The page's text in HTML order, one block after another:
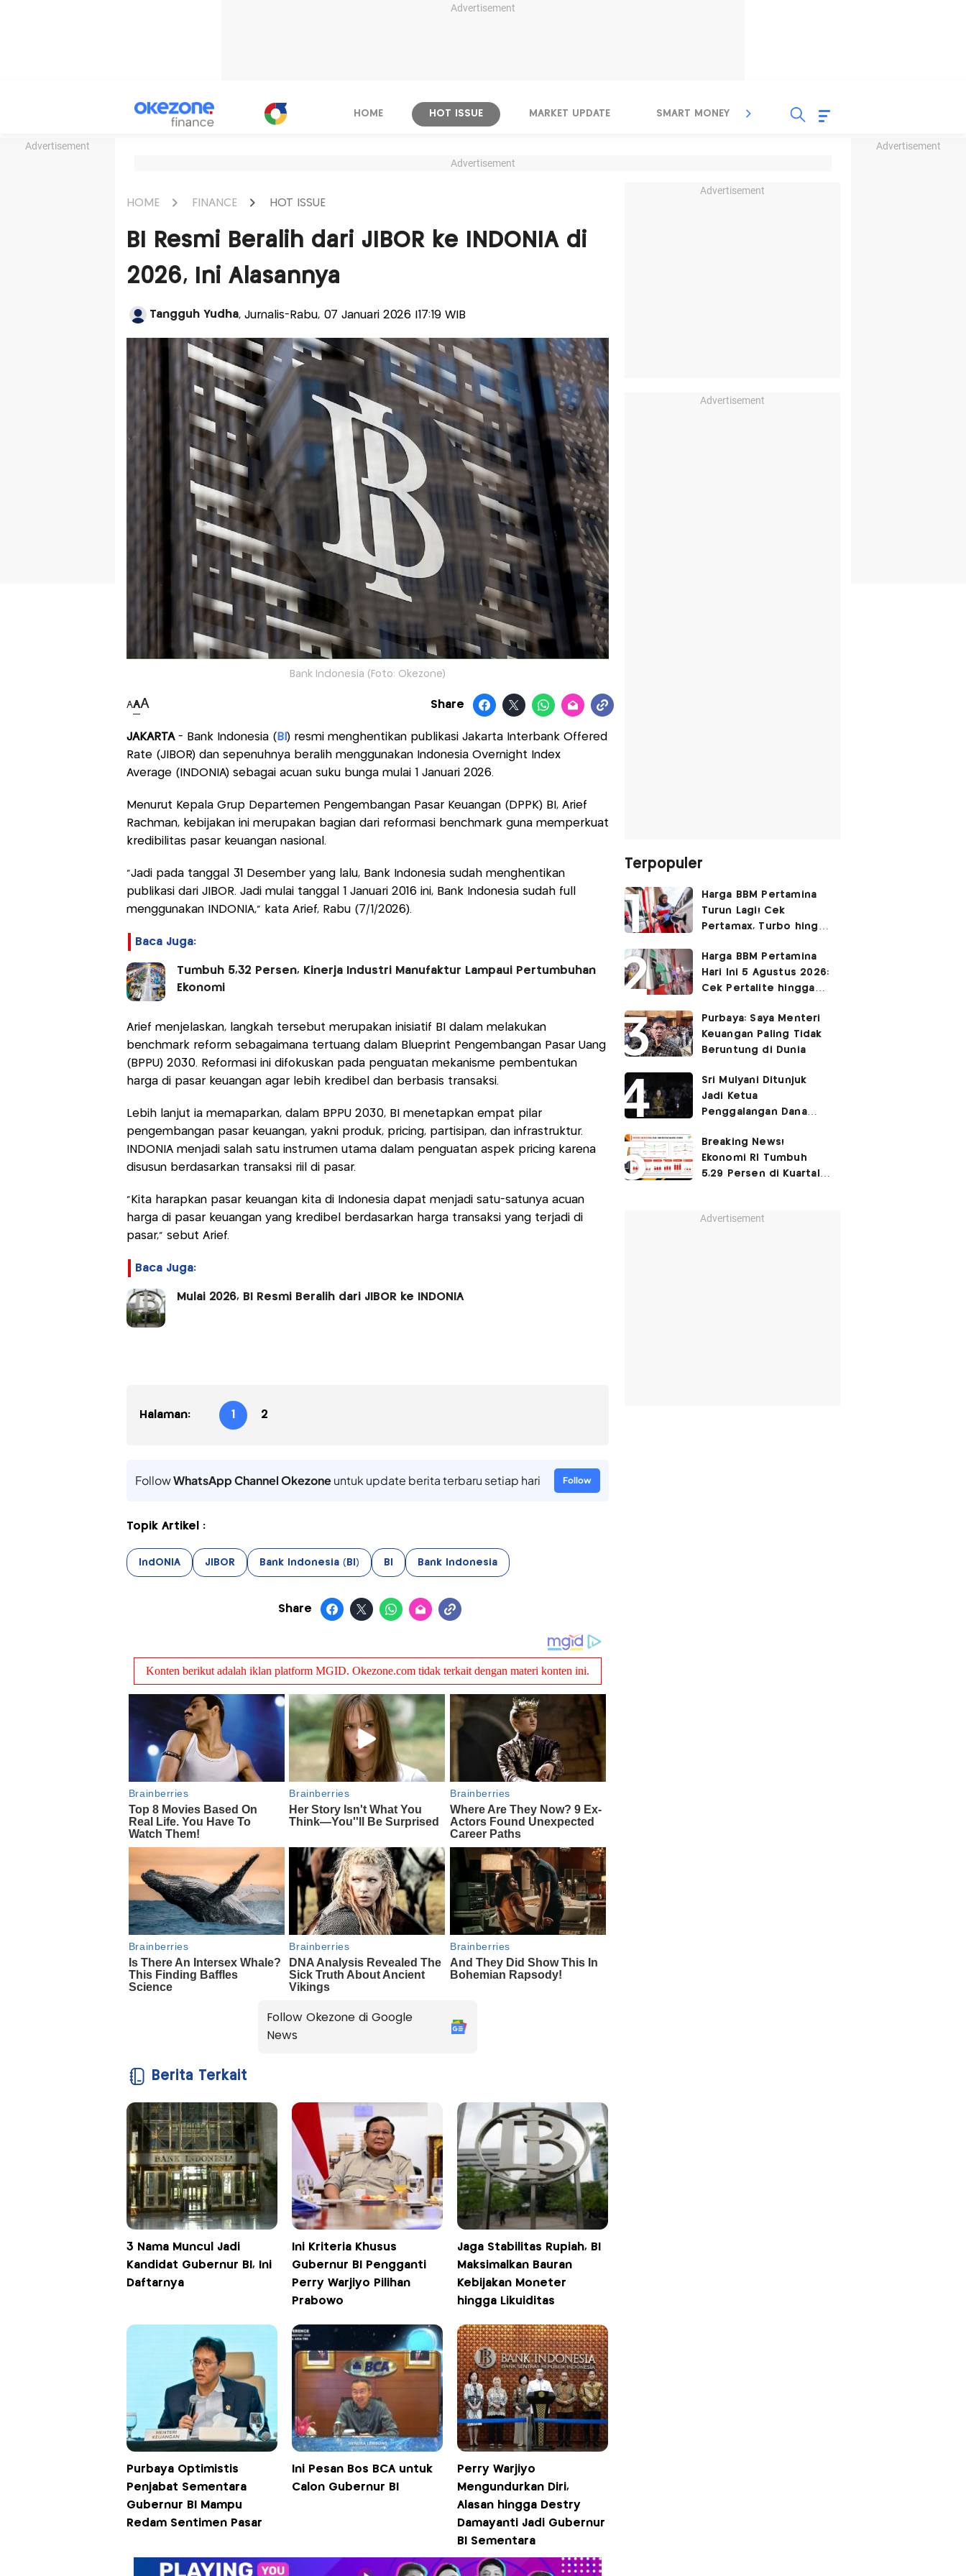
Advertisement
Advertisement Advertisement
HOME HOT ISSUE MARKET UPDATE SMART MONEY INSPIRASI BISNIS
Advertisement
HOME FINANCE HOT ISSUE
BI Resmi Beralih dari JIBOR ke INDONIA di
2026, Ini Alasannya
Tangguh Yudha, Jurnalis-Rabu, 07 Januari 2026 |17:19 WIB
Bank Indonesia (Foto: Okezone)
AAA Share
JAKARTA - Bank Indonesia ( BI ) resmi menghentikan publikasi Jakarta Interbank Offered
Rate (JIBOR) dan sepenuhnya beralih menggunakan Indonesia Overnight Index
Average (INDONIA) sebagai acuan suku bunga mulai 1 Januari 2026.
Menurut Kepala Grup Departemen Pengembangan Pasar Keuangan (DPPK) BI, Arief
Rachman, kebijakan ini merupakan bagian dari reformasi benchmark guna memperkuat
kredibilitas pasar keuangan nasional.
"Jadi pada tanggal 31 Desember yang lalu, Bank Indonesia sudah menghentikan
publikasi dari JIBOR. Jadi mulai tanggal 1 Januari 2016 ini, Bank Indonesia sudah full
menggunakan INDONIA," kata Arief, Rabu (7/1/2026).
Baca Juga:
Tumbuh 5,32 Persen, Kinerja Industri Manufaktur Lampaui Pertumbuhan
Ekonomi
Arief menjelaskan, langkah tersebut merupakan inisiatif BI dalam melakukan
benchmark reform sebagaimana tertuang dalam Blueprint Pengembangan Pasar Uang
(BPPU) 2030. Reformasi ini difokuskan pada penguatan mekanisme pembentukan
harga di pasar keuangan agar lebih kredibel dan berbasis transaksi.
Lebih lanjut ia memaparkan, dalam BPPU 2030, BI menetapkan empat pilar
pengembangan pasar keuangan, yakni produk, pricing, partisipan, dan infrastruktur.
INDONIA menjadi salah satu instrumen utama dalam penguatan aspek pricing karena
disusun berdasarkan transaksi riil di pasar.
"Kita harapkan pasar keuangan kita di Indonesia dapat menjadi satu-satunya acuan
harga di pasar keuangan yang kredibel berdasarkan harga transaksi yang terjadi di
pasar," sebut Arief.
Baca Juga:
Mulai 2026, BI Resmi Beralih dari JIBOR ke INDONIA
Halaman: 1 2
FollowWhatsApp Channel Okezoneuntuk update berita terbaru setiap hari Follow
Topik Artikel :
IndONIA JIBOR Bank Indonesia (BI) BI Bank Indonesia
Share
Follow Okezone di Google
News
Berita Terkait
3 Nama Muncul Jadi
Kandidat Gubernur BI, Ini
Daftarnya
Ini Kriteria Khusus
Gubernur BI Pengganti
Perry Warjiyo Pilihan
Prabowo
Jaga Stabilitas Rupiah, BI
Maksimalkan Bauran
Kebijakan Moneter
hingga Likuiditas
Purbaya Optimistis
Penjabat Sementara
Gubernur BI Mampu
Redam Sentimen Pasar
Ini Pesan Bos BCA untuk
Calon Gubernur BI
Perry Warjiyo
Mengundurkan Diri,
Alasan hingga Destry
Damayanti Jadi Gubernur
BI Sementara
Advertisement
Advertisement
Terpopuler
Harga BBM Pertamina
Turun Lagi! Cek
Pertamax, Turbo hingga
Agustus 2026
Harga BBM Pertamina
Hari Ini 5 Agustus 2026:
Cek Pertalite hingga
Turun
Purbaya: Saya Menteri
Keuangan Paling Tidak
Beruntung di Dunia
Sri Mulyani Ditunjuk
Jadi Ketua
Penggalangan Dana
Breaking News!
Ekonomi RI Tumbuh
5,29 Persen di Kuartal
Advertisement